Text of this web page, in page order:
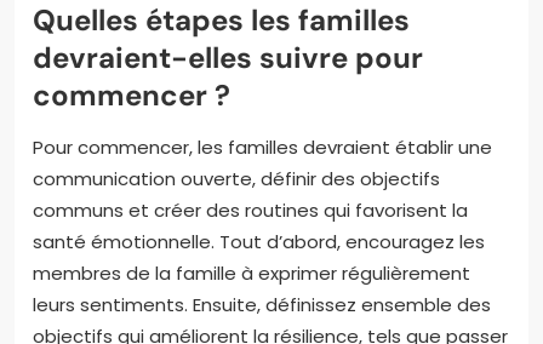
Quelles étapes les familles
devraient-elles suivre pour
commencer ?
Pour commencer, les familles devraient établir une
communication ouverte, définir des objectifs
communs et créer des routines qui favorisent la
santé émotionnelle. Tout d’abord, encouragez les
membres de la famille à exprimer régulièrement
leurs sentiments. Ensuite, définissez ensemble des
objectifs qui améliorent la résilience, tels que passer